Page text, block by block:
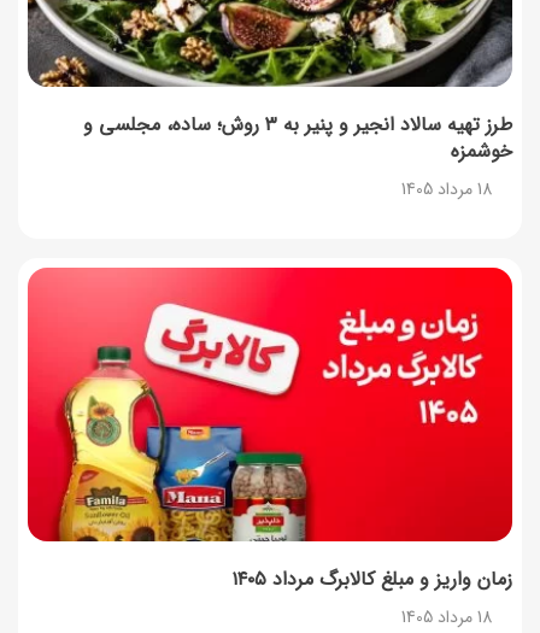
طرز تهیه سالاد انجیر و پنیر به ۳ روش؛ ساده، مجلسی و
خوشمزه
18 مرداد 1405
زمان واریز و مبلغ کالابرگ مرداد ۱۴۰۵
18 مرداد 1405
17 مرداد 1405
چرا موجودی کالابرگ کم شده؟ (راهنمای پیگیری + رفع
مشکل)
17 مرداد 1405
17 مرداد 1405
لیست شهرهای فعال اُکالا